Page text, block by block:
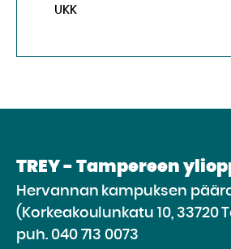
UKK
TREY - Tampereen
Hervannan kampuksen
(Korkeakoulunkatu 10, 33720
puh. 040 713 0073